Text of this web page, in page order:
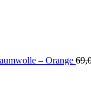
– Orange